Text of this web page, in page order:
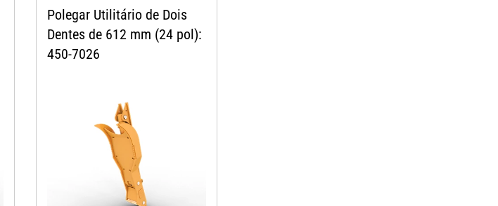
Polegar Utilitário de Dois
Dentes de 612 mm (24 pol):
450-7026